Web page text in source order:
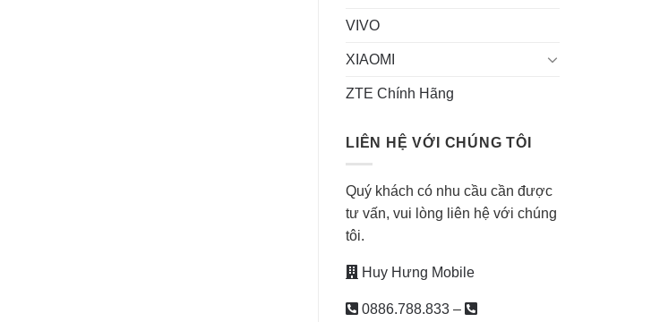
VIVO
XIAOMI
ZTE Chính Hãng
LIÊN HỆ VỚI CHÚNG TÔI
Quý khách có nhu cầu cần được
tư vấn, vui lòng liên hệ với chúng
tôi.
Huy Hưng Mobile
0886.788.833 –